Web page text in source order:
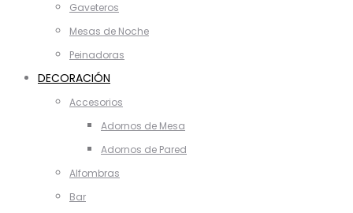
Gaveteros
Mesas de Noche
Peinadoras
DECORACIÓN
Accesorios
Adornos de Mesa
Adornos de Pared
Alfombras
Bar